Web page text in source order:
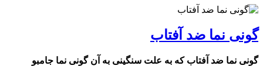
گونی نما ضد آفتاب
گونی نما ضد آفتاب که به علت سنگینی به آن گونی نما جامبو